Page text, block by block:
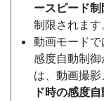
ースピード制
制限されます
動画モード
感度自動制
は、動画撮
ド時の感度